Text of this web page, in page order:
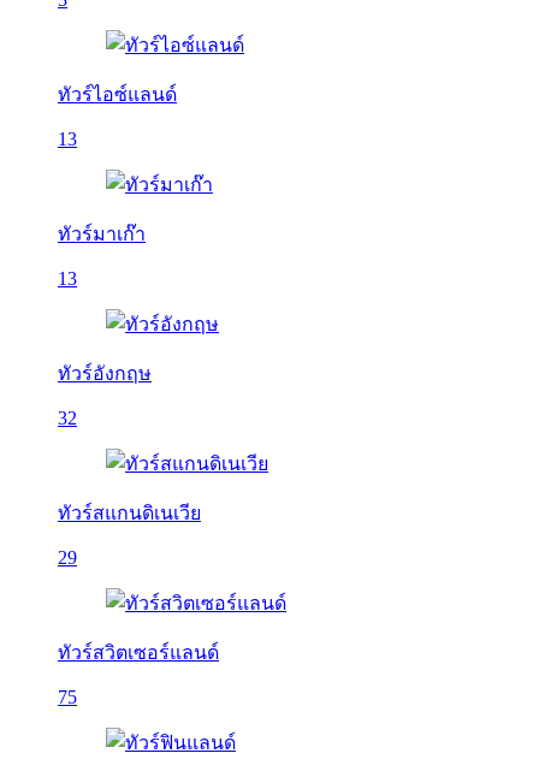
ทัวร์ไอซ์แลนด์
13
ทัวร์มาเก๊า
13
ทัวร์อังกฤษ
32
ทัวร์สแกนดิเนเวีย
29
ทัวร์สวิตเซอร์แลนด์
75